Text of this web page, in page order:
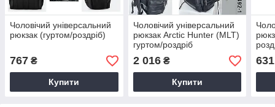
Чоловічий універсальний
рюкзак (гуртом/роздріб)
767 ₴
Купити
Чоловічий універсальний
рюкзак Arctic Hunter (MLT)
гуртом/роздріб
2 016₴
Купити
631